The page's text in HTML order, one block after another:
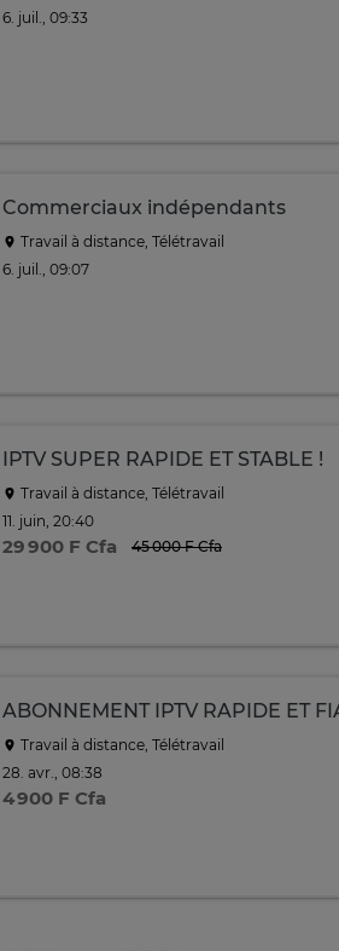
6. juil., 09:33
Commerciaux indépendants
Travail à distance, Télétravail
6. juil., 09:07
IPTV SUPER RAPIDE ET STABLE !
Travail à distance, Télétravail
11. juin, 20:40
29 900 F Cfa 45 000 F Cfa
ABONNEMENT IPTV RAPIDE ET
Travail à distance, Télétravail
28. avr., 08:38
4 900 F Cfa